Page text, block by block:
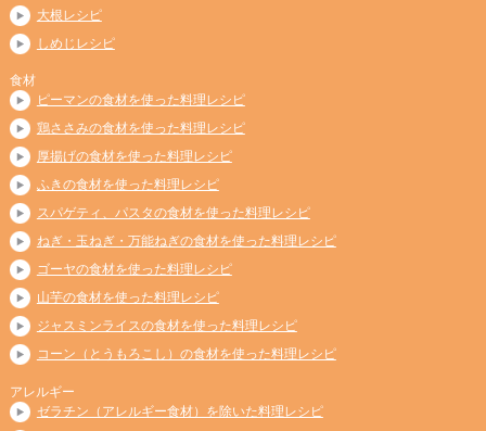
大根レシピ
しめじレシピ
食材
ピーマンの食材を使った料理レシピ
鶏ささみの食材を使った料理レシピ
厚揚げの食材を使った料理レシピ
ふきの食材を使った料理レシピ
スパゲティ、パスタの食材を使った料理レシピ
ねぎ・玉ねぎ・万能ねぎの食材を使った料理レシピ
ゴーヤの食材を使った料理レシピ
山芋の食材を使った料理レシピ
ジャスミンライスの食材を使った料理レシピ
コーン（とうもろこし）の食材を使った料理レシピ
アレルギー
ゼラチン（アレルギー食材）を除いた料理レシピ